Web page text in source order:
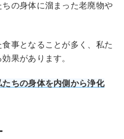
の身体に溜まった老廃物や
事となることが多く、私た
果があります。
たちの身体を内側から浄化